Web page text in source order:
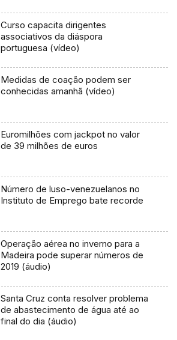
Curso capacita dirigentes
associativos da diáspora
portuguesa (vídeo)
Medidas de coação podem ser
conhecidas amanhã (vídeo)
Euromilhões com jackpot no valor
de 39 milhões de euros
Número de luso-venezuelanos no
Instituto de Emprego bate recorde
Operação aérea no inverno para a
Madeira pode superar números de
2019 (áudio)
Santa Cruz conta resolver problema
de abastecimento de água até ao
final do dia (áudio)